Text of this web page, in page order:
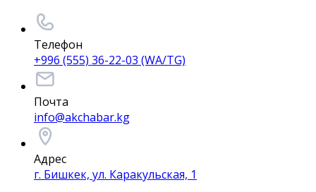
Телефон
+996 (555) 36-22-03 (WA/TG)
Почта
info@akchabar.kg
Адрес
г. Бишкек, ул. Каракульская, 1